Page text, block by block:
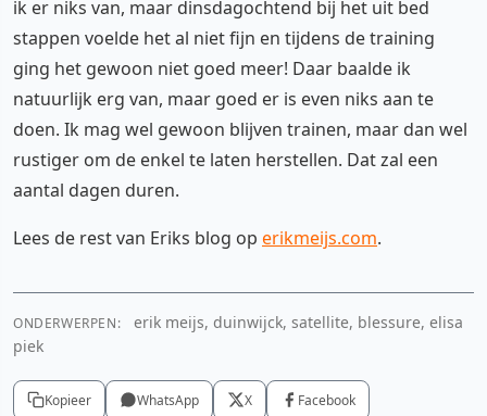
ik er niks van, maar dinsdagochtend bij het uit bed
stappen voelde het al niet fijn en tijdens de training
ging het gewoon niet goed meer! Daar baalde ik
natuurlijk erg van, maar goed er is even niks aan te
doen. Ik mag wel gewoon blijven trainen, maar dan wel
rustiger om de enkel te laten herstellen. Dat zal een
aantal dagen duren.
Lees de rest van Eriks blog op erikmeijs.com.
ONDERWERPEN:
erik meijs, duinwijck, satellite, blessure, elisa
piek
Kopieer WhatsApp X Facebook